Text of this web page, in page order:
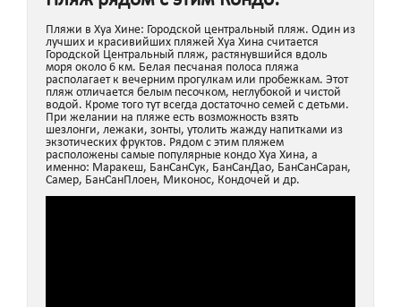
Пляжи в Хуа Хине: Городской центральный пляж. Один из
лучших и красивийших пляжей Хуа Хина считается
Городской Центральный пляж, растянувшийся вдоль
моря около 6 км. Белая песчаная полоса пляжа
располагает к вечерним прогулкам или пробежкам. Этот
пляж отличается белым песочком, неглубокой и чистой
водой. Кроме того тут всегда достаточно семей с детьми.
При желании на пляже есть возможность взять
шезлонги, лежаки, зонты, утолить жажду напитками из
экзотических фруктов. Рядом с этим пляжем
расположены самые популярные кондо Хуа Хина, а
именно: Маракеш, БанСанСук, БанСанДао, БанСанСаран,
Самер, БанСанПлоен, Миконос, Кондочей и др.